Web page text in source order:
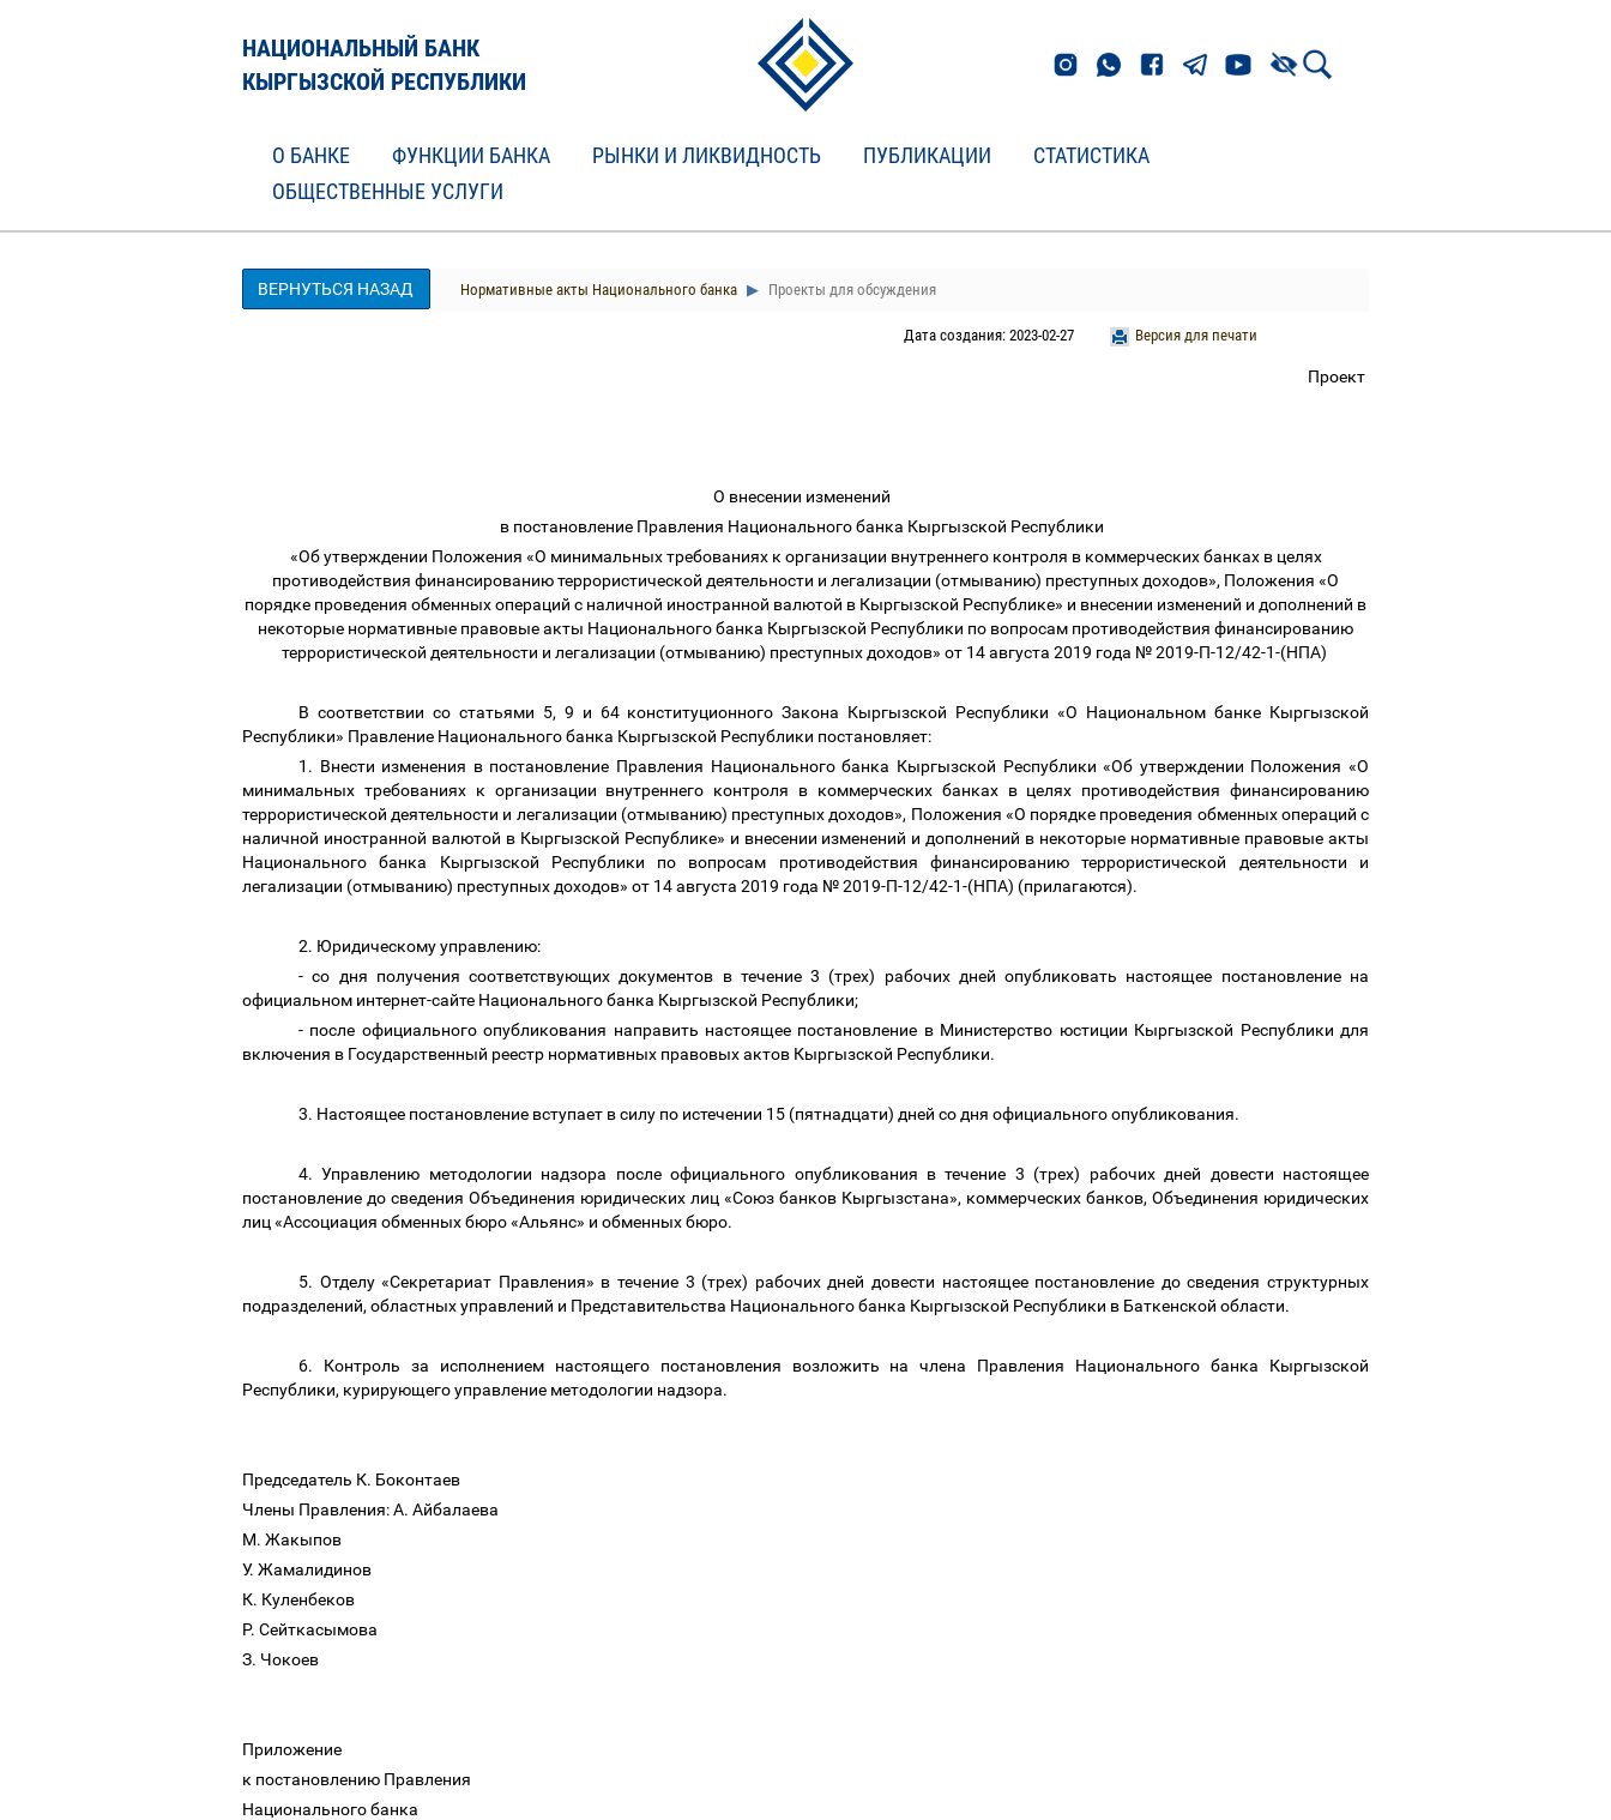
НАЦИОНАЛЬНЫЙ БАНК
КЫРГЫЗСКОЙ РЕСПУБЛИКИ
О БАНКЕ ФУНКЦИИ БАНКА РЫНКИ И ЛИКВИДНОСТЬ ПУБЛИКАЦИИ
СТАТИСТИКА
ОБЩЕСТВЕННЫЕ УСЛУГИ
ВЕРНУТЬСЯ НАЗАД Нормативные акты Национального банка Проекты для обсуждения
Версия для печати
Дата создания: 2023-02-27
Проект
О внесении изменений
в постановление Правления Национального банка Кыргызской Республики
«Об утверждении Положения «О минимальных требованиях к организации внутреннего контроля в коммерческих банках в целях
противодействия финансированию террористической деятельности и легализации (отмыванию) преступных доходов», Положения «О
порядке проведения обменных операций с наличной иностранной валютой в Кыргызской Республике» и внесении изменений и дополнений в
некоторые нормативные правовые акты Национального банка Кыргызской Республики по вопросам противодействия финансированию
террористической деятельности и легализации (отмыванию) преступных доходов» от 14 августа 2019 года № 2019-П-12/42-1-(НПА)
В соответствии со статьями 5, 9 и 64 конституционного Закона Кыргызской Республики «О Национальном банке Кыргызской
Республики» Правление Национального банка Кыргызской Республики постановляет:
1. Внести изменения в постановление Правления Национального банка Кыргызской Республики «Об утверждении Положения «О
минимальных требованиях к организации внутреннего контроля в коммерческих банках в целях противодействия финансированию
террористической деятельности и легализации (отмыванию) преступных доходов», Положения «О порядке проведения обменных операций с
наличной иностранной валютой в Кыргызской Республике» и внесении изменений и дополнений в некоторые нормативные правовые акты
Национального банка Кыргызской Республики по вопросам противодействия финансированию террористической деятельности и
легализации (отмыванию) преступных доходов» от 14 августа 2019 года № 2019-П-12/42-1-(НПА) (прилагаются).
2. Юридическому управлению:
- со дня получения соответствующих документов в течение 3 (трех) рабочих дней опубликовать настоящее постановление на
официальном интернет-сайте Национального банка Кыргызской Республики;
- после официального опубликования направить настоящее постановление в Министерство юстиции Кыргызской Республики для
включения в Государственный реестр нормативных правовых актов Кыргызской Республики.
3. Настоящее постановление вступает в силу по истечении 15 (пятнадцати) дней со дня официального опубликования.
4.Управлению методологии надзора после официального опубликования в течение 3 (трех) рабочих дней довести настоящее
постановление до сведения Объединения юридических лиц «Союз банков Кыргызстана», коммерческих банков, Объединения юридических
лиц «Ассоциация обменных бюро «Альянс» и обменных бюро.
5. Отделу «Секретариат Правления» в течение 3 (трех) рабочих дней довести настоящее постановление до сведения структурных
подразделений, областных управлений и Представительства Национального банка Кыргызской Республики в Баткенской области.
6. Контроль за исполнением настоящего постановления возложить на члена Правления Национального банка Кыргызской
Республики, курирующего управление методологии надзора.
Председатель К. Боконтаев
Члены Правления: А. Айбалаева
М. Жакыпов
У. Жамалидинов
К. Куленбеков
Р. Сейткасымова
З. Чокоев
Приложение
к постановлению Правления
Национального банка